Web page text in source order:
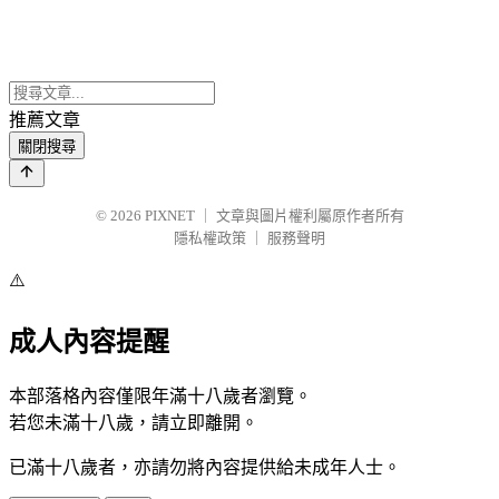
推薦文章
關閉搜尋
© 2026 PIXNET
文章與圖片權利屬原作者所有
隱私權政策
服務聲明
⚠️
成人內容提醒
本部落格內容僅限年滿十八歲者瀏覽。
若您未滿十八歲，請立即離開。
已滿十八歲者，亦請勿將內容提供給未成年人士。